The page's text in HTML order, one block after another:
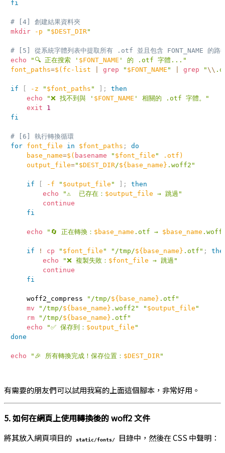
fi
# [4] 創建結果資料夾
mkdir
-p " $DEST_DIR"
# [5] 從系統字體列表中提取所有 .otf 並且包含 FONT_NAME 的路
echo
"🔍 正在搜索 ' $FONT_NAME ' 的 .otf 字體..."
font_paths=$( fc-list grep " $FONT_NAME " grep "\\
if -z " $font_paths " ;
then
echo
"❌ 找不到與 ' $FONT_NAME ' 相關的 .otf 字體。"
exit
1
fi
# [6] 執行轉換循環
for
font_file in $font_paths ;
do
base_name=$( basename " $font_file " .otf )
output_file=" $DEST_DIR/${base_name} .woff2"
if -f " $output_file " ;
then
echo
"⚠️  已存在： $output_file → 跳過"
continue
fi
echo "🔄 正在轉換： $base_name .otf → $base_name
if ! cp " $font_file " "/tmp/${base_name} .otf" ;
echo
"❌ 複製失敗： $font_file → 跳過"
continue
fi
    woff2_compress
"/tmp/${base_name} .otf"
mv
"/tmp/${base_name} .woff2" " $output_file "
rm
"/tmp/${base_name} .otf"
echo
"✅ 保存到： $output_file "
done
echo "🎉 所有轉換完成！保存位置： $DEST_DIR"
有需要的朋友們可以試用我寫的上面這個腳本，非常好用。
5. 如何在網頁上使用轉換後的 woff2 文件
將其放入網頁項目的 static/fonts/ 目錄中，然後在 CSS 中聲明：